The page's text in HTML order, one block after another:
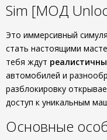
Sim [МОД
Это иммерсивный
стать настоящими
тебя ждут
автомобилей и
разблокировку
доступ к уникальным
Основные